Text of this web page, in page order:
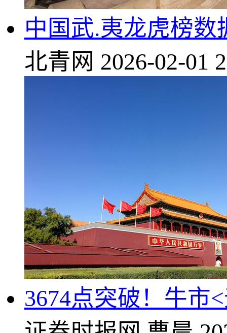
中国武.夷龙虎榜数
北青网 2026-02-01
3674点突破！牛市